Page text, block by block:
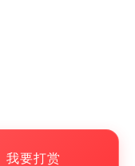
我要打赏